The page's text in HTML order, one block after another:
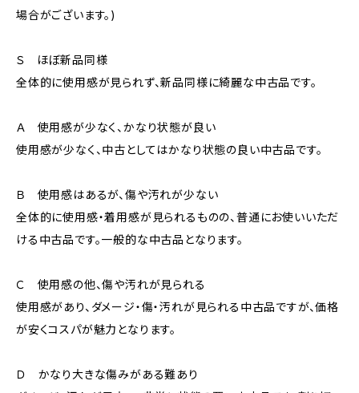
場合がございます。)
Ｓ ほぼ新品同様
全体的に使用感が見られず、新品同様に綺麗な中古品です。
Ａ 使用感が少なく、かなり状態が良い
使用感が少なく、中古としてはかなり状態の良い中古品です。
Ｂ 使用感はあるが、傷や汚れが少ない
全体的に使用感・着用感が見られるものの、普通にお使いいただ
ける中古品です。一般的な中古品となります。
Ｃ 使用感の他、傷や汚れが見られる
使用感があり、ダメージ・傷・汚れが見られる中古品ですが、価格
が安くコスパが魅力となります。
Ｄ かなり大きな傷みがある難あり